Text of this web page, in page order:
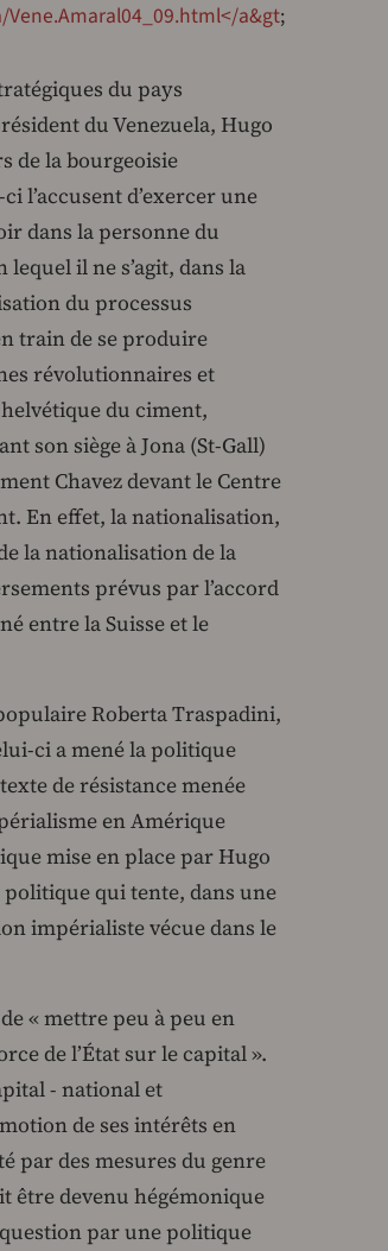
a&gt;
du pays
du Venezuela, Hugo
de la bourgeoisie
l’accusent d’exercer une
dans la personne du
il ne s’agit, dans la
du processus
train de se produire
révolutionnaires et
du ciment,
son siège à Jona (St-Gall)
Chavez devant le Centre
En effet, la nationalisation,
la nationalisation de la
prévus par l’accord
entre la Suisse et le
Roberta Traspadini,
ci a mené la politique
de résistance menée
en Amérique
mise en place par Hugo
qui tente, dans une
impérialiste vécue dans le
« mettre peu à peu en
de l’État sur le capital ».
- national et
de ses intérêts en
par des mesures du genre
être devenu hégémonique
par une politique